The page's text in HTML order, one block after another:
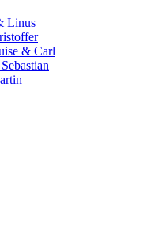
Linus
& Carl